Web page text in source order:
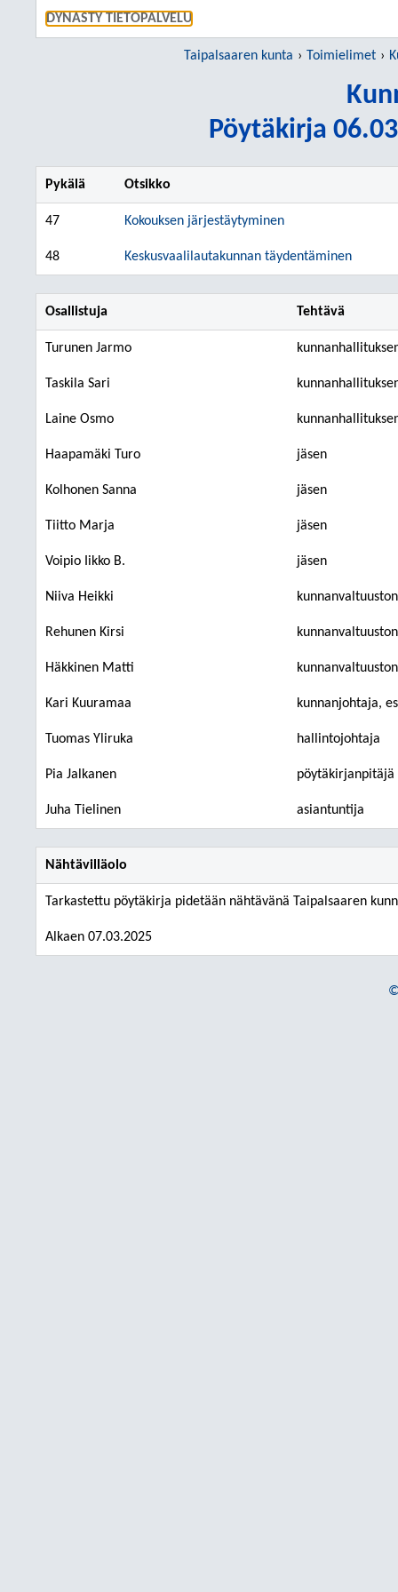
DYNASTY TIETOPALVELU
Taipalsaaren kunta Toimielimet
Pöytäkirja
Pykälä Otsikko
47 Kokouksen järjestäytyminen
48 Keskusvaalilautakunnan täydentäminen
Osallistuja Tehtävä
Turunen Jarmo
Taskila Sari
Laine Osmo
Haapamäki Turo jäsen
Kolhonen Sanna jäsen
Tiitto Marja jäsen
Voipio Iikko B. jäsen
Niiva Heikki
Rehunen Kirsi
Häkkinen Matti
Kari Kuuramaa kunnanjohtaja,
Tuomas Yliruka hallintojohtaja
Pia Jalkanen pöytäkirjanpitäjä
Juha Tielinen asiantuntija
Nähtävilläolo
Tarkastettu pöytäkirja pidetään nähtävänä Taipalsaaren
Alkaen 07.03.2025